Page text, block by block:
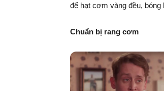
để hạt cơm vàng đều,
Chuẩn bị rang cơm